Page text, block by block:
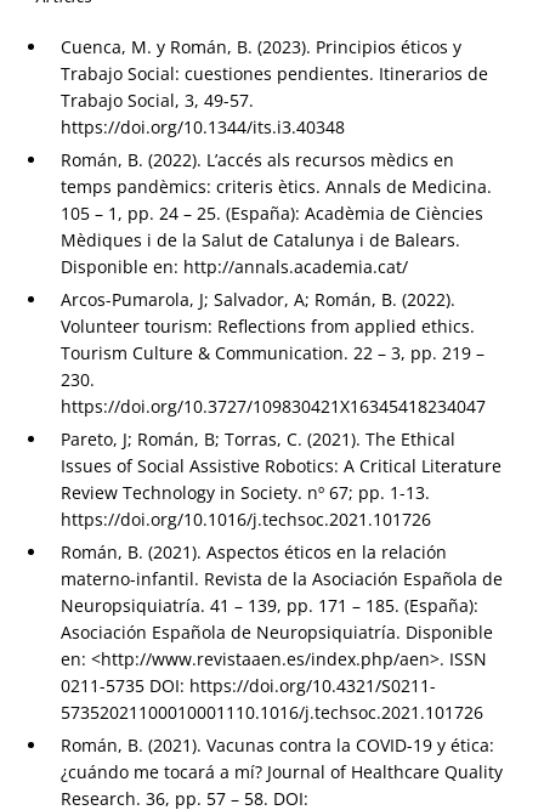
Cuenca, M. y Román, B. (2023). Principios éticos y
Trabajo Social: cuestiones pendientes. Itinerarios de
Trabajo Social, 3, 49-57.
https://doi.org/10.1344/its.i3.40348
Román, B. (2022). L’accés als recursos mèdics en
temps pandèmics: criteris ètics. Annals de Medicina.
105 – 1, pp. 24 – 25. (España): Acadèmia de Ciències
Mèdiques i de la Salut de Catalunya i de Balears.
Disponible en: http://annals.academia.cat/
Arcos-Pumarola, J; Salvador, A; Román, B. (2022).
Volunteer tourism: Reflections from applied ethics.
Tourism Culture & Communication. 22 – 3, pp. 219 –
230.
https://doi.org/10.3727/109830421X16345418234047
Pareto, J; Román, B; Torras, C. (2021). The Ethical
Issues of Social Assistive Robotics: A Critical Literature
Review Technology in Society. nº 67; pp. 1-13.
https://doi.org/10.1016/j.techsoc.2021.101726
Román, B. (2021). Aspectos éticos en la relación
materno-infantil. Revista de la Asociación Española de
Neuropsiquiatría. 41 – 139, pp. 171 – 185. (España):
Asociación Española de Neuropsiquiatría. Disponible
en: <http://www.revistaaen.es/index.php/aen>. ISSN
0211-5735 DOI: https://doi.org/10.4321/S0211-
57352021100010001110.1016/j.techsoc.2021.101726
Román, B. (2021). Vacunas contra la COVID-19 y ética:
¿cuándo me tocará a mí? Journal of Healthcare Quality
Research. 36, pp. 57 – 58. DOI: